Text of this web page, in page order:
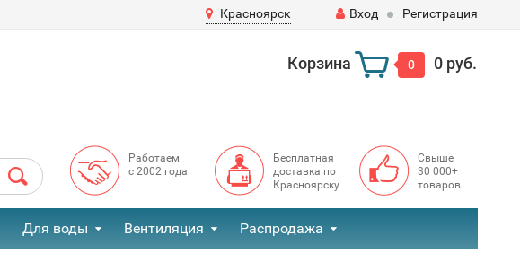
Красноярск Вход Регистрация
Корзина 0 0 руб.
Работаем
с 2002 года
Бесплатная
доставка по
Красноярску
Свыше
30 000+
товаров
Для воды Вентиляция Распродажа